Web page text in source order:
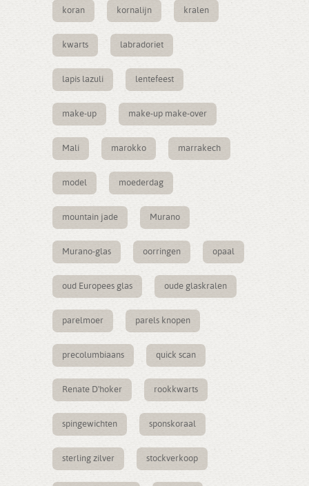
koran kornalijn kralen
kwarts labradoriet
lapis lazuli lentefeest
make-up make-up make-over
Mali marokko marrakech
model moederdag
mountain jade Murano
Murano-glas oorringen opaal
oud Europees glas oude glaskralen
parelmoer parels knopen
precolumbiaans quick scan
Renate D'hoker rookkwarts
spingewichten sponskoraal
sterling zilver stockverkoop